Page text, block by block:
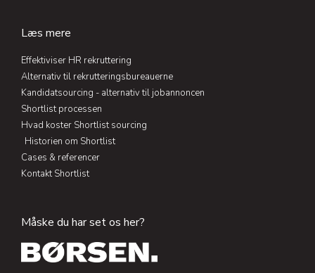
Læs mere
Effektiviser HR rekruttering
Alternativ til rekrutteringsbureauerne
Kandidatsourcing - alternativ til jobannoncen
Shortlist processen
Hvad koster Shortlist sourcing
Historien om Shortlist
Cases & referencer
Kontakt Shortlist
Måske du har set os her?